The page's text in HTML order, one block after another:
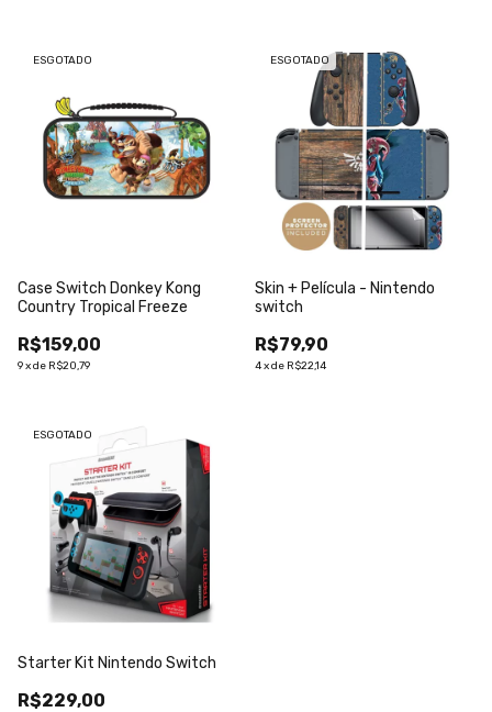
ESGOTADO
Case Switch Donkey Kong
Country Tropical Freeze
R$159,00
9xde R$20,79
ESGOTADO
Skin + Película - Nintendo
switch
R$79,90
4xde R$22,14
ESGOTADO
Starter Kit Nintendo Switch
R$229,00